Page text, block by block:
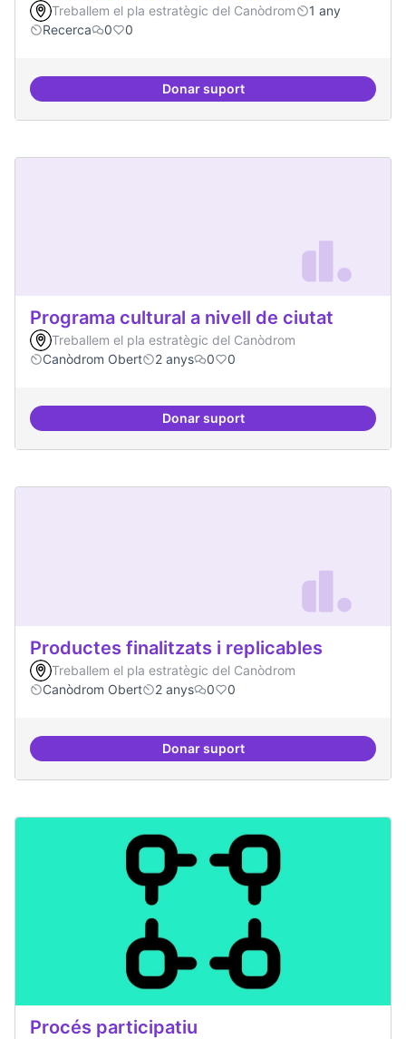
Treballem el pla estratègic del Canòdrom
1 any
Recerca
0 0
Donar suportPrograma de seminari regular
Programa cultural a nivell de ciutat
Treballem el pla estratègic del Canòdrom
Canòdrom Obert
2 anys 0 0
Donar suportPrograma cultural a nivell de
Productes finalitzats i replicables
Treballem el pla estratègic del Canòdrom
Canòdrom Obert
2 anys 0 0
Donar suportProductes finalitzats i
Procés participatiu